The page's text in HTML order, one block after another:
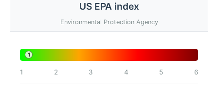
US EPA index
Environmental Protection Agency
1
1 2 3 4 5 6